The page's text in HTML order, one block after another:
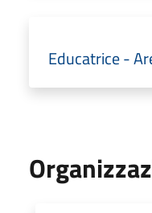
Educatrice -